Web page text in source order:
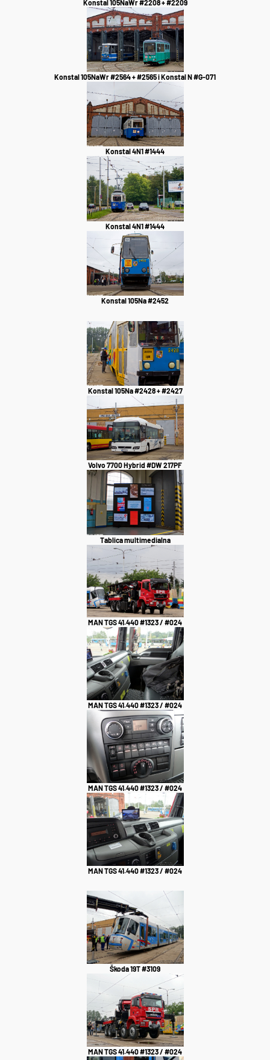
Konstal 105NaWr #2208 + #2209
Konstal 105NaWr #2564 + #2565 i Konstal N #G-071
Konstal 4N1 #1444
Konstal 4N1 #1444
Konstal 105Na #2452
Konstal 105Na #2428 + #2427
Volvo 7700 Hybrid #DW 217PF
Tablica multimedialna
MAN TGS 41.440 #1323 / #024
MAN TGS 41.440 #1323 / #024
MAN TGS 41.440 #1323 / #024
MAN TGS 41.440 #1323 / #024
Škoda 19T #3109
MAN TGS 41.440 #1323 / #024